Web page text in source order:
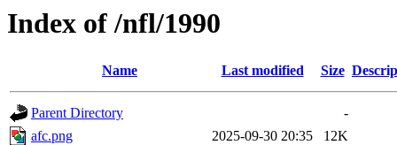
Index of /nfl/1990
Name Last modified Size
Parent Directory
-
afc.png
2025-09-30 20:35
12K